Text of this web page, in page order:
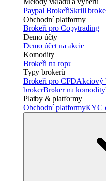
Metody vkladu a výběru
Paypal BrokeřiSkrill
Obchodní platformy
Brokeři pro Copytrading
Demo účty
Demo účet na akcie
Komodity
Brokeři na ropu
Typy brokerů
Brokeři pro CFDAkciový
brokerBroker na komodity
Platby & platformy
Obchodní platformyKYC